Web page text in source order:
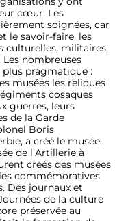
cœur. Les
soignées, car
le savoir-faire, les
culturelles, militaires,
nombreuses
pragmatique :
musées les reliques
cosaques
guerres, leurs
de la Garde
Boris
a créé le musée
de l’Artillerie à
créés des musées
commémoratives
Des journaux et
de la culture
préservée au